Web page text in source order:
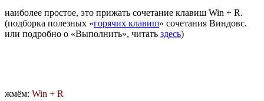
наиболее простое, это прижать сочетание клавиш Win + R.
(подборка полезных «горячих клавиш» сочетания Виндовс.
или подробно о «Выполнить», читать здесь)
жмём: Win + R